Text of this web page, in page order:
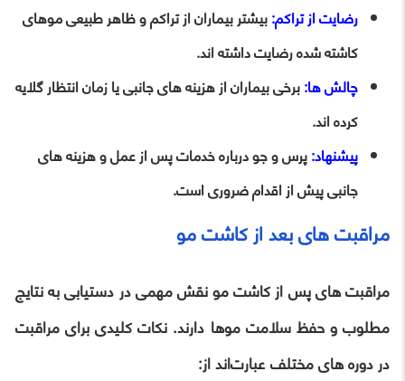
رضایت از تراکم:بیشتر بیماران از تراکم و ظاهر طبیعی موهای
کاشته‌ شده رضایت داشته‌ اند.
چالش‌ ها:برخی بیماران از هزینه‌ های جانبی یا زمان انتظار گلایه
کرده‌ اند.
پیشنهاد:پرس‌ و جو درباره خدمات پس از عمل و هزینه‌ های
جانبی پیش از اقدام ضروری است.
مراقبت‌ های بعد از کاشت مو
مراقبت‌ های پس از کاشت مو نقش مهمی در دستیابی به نتایج
مطلوب و حفظ سلامت موها دارند. نکات کلیدی برای مراقبت
در دوره‌ های مختلف عبارت‌اند از: